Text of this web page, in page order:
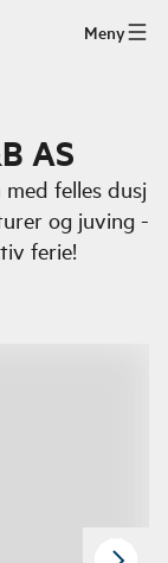
Meny
AS
felles dusj
og juving -
ferie!